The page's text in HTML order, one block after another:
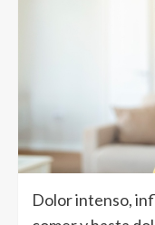
Dolor intenso,